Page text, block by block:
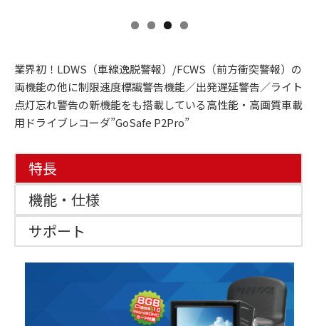
業界初！LDWS（車線逸脱警報）/FCWS（前方衝突警報）の
両機能の他に制限速度標識警告機能／出発遅延警告／ライト
点灯忘れ警告の新機能をも搭載している高性能・高画質車載
用ドライブレコーダ”GoSafe P2Pro”
特長
機能・仕様
サポート